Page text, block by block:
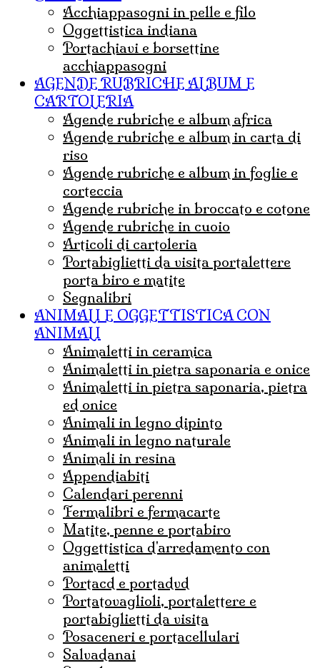
acchiappasogni in pelle e filo
Oggettistica indiana
Portachiavi e borsettine
acchiappasogni
AGENDE RUBRICHE ALBUM E
CARTOLERIA
agende rubriche e album africa
agende rubriche e album in carta di
riso
agende rubriche e album in foglie e
corteccia
agende rubriche in broccato e cotone
agende rubriche in cuoio
articoli di cartoleria
portabiglietti da visita portalettere
porta biro e matite
Segnalibri
ANIMALI E OGGETTISTICA CON
ANIMALI
animaletti in ceramica
animaletti in pietra saponaria e onice
Animaletti in pietra saponaria, pietra
ed onice
animali in legno dipinto
animali in legno naturale
animali in resina
appendiabiti
calendari perenni
fermalibri e fermacarte
matite, penne e portabiro
oggettistica d'arredamento con
animaletti
portacd e portadvd
portatovaglioli, portalettere e
portabiglietti da visita
posaceneri e portacellulari
salvadanai